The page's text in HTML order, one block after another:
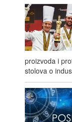
proizvoda i
stolova o